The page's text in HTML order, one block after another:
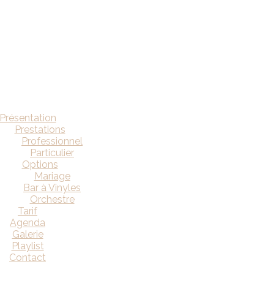
Présentation
Prestations
Professionnel
Particulier
Options
Mariage
Bar à Vinyles
Orchestre
Tarif
Agenda
Galerie
Playlist
Contact